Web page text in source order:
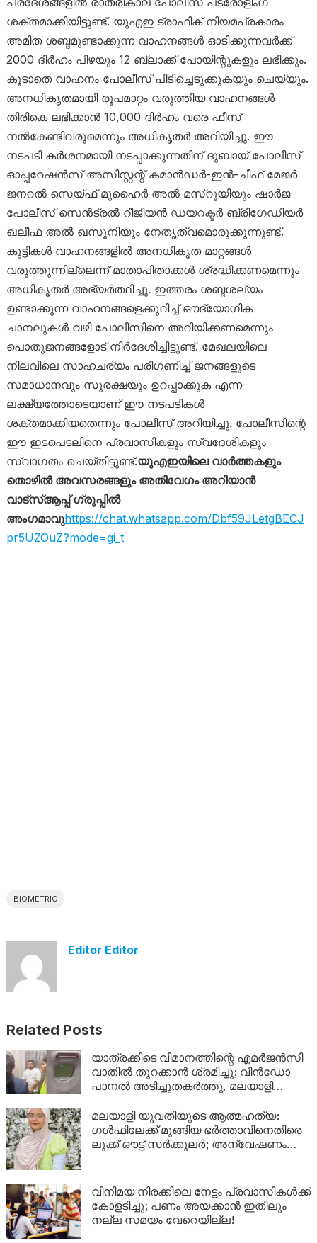
ശക്തമാക്കിയിട്ടുണ്ട്. യുഎഇ ട്രാഫിക് നിയമപ്രകാരം
അമിത ശബ്ദമുണ്ടാക്കുന്ന വാഹനങ്ങൾ ഓടിക്കുന്നവർക്ക്
2000 ദിർഹം പിഴയും 12 ബ്ലാക്ക് പോയിന്റുകളും ലഭിക്കും.
കൂടാതെ വാഹനം പോലീസ് പിടിച്ചെടുക്കുകയും ചെയ്യും.
അനധികൃതമായി രൂപമാറ്റം വരുത്തിയ വാഹനങ്ങൾ
തിരികെ ലഭിക്കാൻ 10,000 ദിർഹം വരെ ഫീസ്
നൽകേണ്ടിവരുമെന്നും അധികൃതർ അറിയിച്ചു. ഈ
നടപടി കർശനമായി നടപ്പാക്കുന്നതിന് ദുബായ് പോലീസ്
ഓപ്പറേഷൻസ് അസിസ്റ്റന്റ് കമാൻഡർ-ഇൻ-ചീഫ് മേജർ
ജനറൽ സെയ്ഫ് മുഹൈർ അൽ മസ്‌റൂയിയും ഷാർജ
പോലീസ് സെൻട്രൽ റീജിയൻ ഡയറക്ടർ ബ്രിഗേഡിയർ
ഖലീഫ അൽ ഖസൂനിയും നേതൃത്വമൊരുക്കുന്നുണ്ട്.
കുട്ടികൾ വാഹനങ്ങളിൽ അനധികൃത മാറ്റങ്ങൾ
വരുത്തുന്നില്ലെന്ന് മാതാപിതാക്കൾ ശ്രദ്ധിക്കണമെന്നും
അധികൃതർ അഭ്യർത്ഥിച്ചു. ഇത്തരം ശബ്ദശല്യം
ഉണ്ടാക്കുന്ന വാഹനങ്ങളെക്കുറിച്ച് ഔദ്യോഗിക
ചാനലുകൾ വഴി പോലീസിനെ അറിയിക്കണമെന്നും
പൊതുജനങ്ങളോട് നിർദേശിച്ചിട്ടുണ്ട്. മേഖലയിലെ
നിലവിലെ സാഹചര്യം പരിഗണിച്ച് ജനങ്ങളുടെ
സമാധാനവും സുരക്ഷയും ഉറപ്പാക്കുക എന്ന
ലക്ഷ്യത്തോടെയാണ് ഈ നടപടികൾ
ശക്തമാക്കിയതെന്നും പോലീസ് അറിയിച്ചു. പോലീസിന്റെ
ഈ ഇടപെടലിനെ പ്രവാസികളും സ്വദേശികളും
സ്വാഗതം ചെയ്തിട്ടുണ്ട്.യുഎഇയിലെ വാർത്തകളും
തൊഴിൽ അവസരങ്ങളും അതിവേഗം അറിയാൻ
വാട്സ്ആപ്പ് ഗ്രൂപ്പിൽ
അംഗമാവുhttps://chat.whatsapp.com/Dbf59JLetgBECJ
pr5UZOuZ?mode=gi_t
BIOMETRIC
Editor Editor
Related Posts
യാത്രക്കിടെ വിമാനത്തിന്റെ എമർജൻസി
വാതിൽ തുറക്കാൻ ശ്രമിച്ചു; വിൻഡോ
പാനൽ അടിച്ചുതകർത്തു, മലയാളി
മലയാളി യുവതിയുടെ ആത്മഹത്യ:
ഗൾഫിലേക്ക് മുങ്ങിയ ഭർത്താവിനെതിരെ
ലുക്ക് ഔട്ട് സർക്കുലർ; അന്വേഷണം
വിനിമയ നിരക്കിലെ നേട്ടം പ്രവാസികൾക്ക്
കോളടിച്ചു; പണം അയക്കാൻ ഇതിലും
നല്ല സമയം വേറെയില്ല!